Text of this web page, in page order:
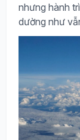
nhưng hành
dường như